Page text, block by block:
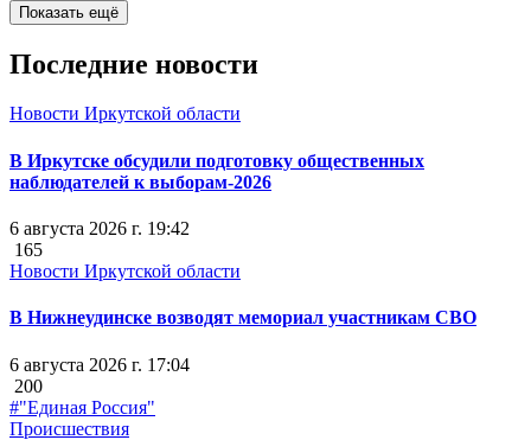
Показать ещё
Последние новости
Новости Иркутской области
В Иркутске обсудили подготовку общественных
наблюдателей к выборам-2026
6 августа 2026 г. 19:42
165
Новости Иркутской области
В Нижнеудинске возводят мемориал участникам СВО
6 августа 2026 г. 17:04
200
#"Единая Россия"
Происшествия